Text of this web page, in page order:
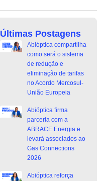
Últimas Postagens
Abióptica compartilha
como será o sistema
de redução e
eliminação de tarifas
no Acordo Mercosul-
União Europeia
Abióptica firma
parceria com a
ABRACE Energia e
levará associados ao
Gas Connections
2026
Abióptica reforça